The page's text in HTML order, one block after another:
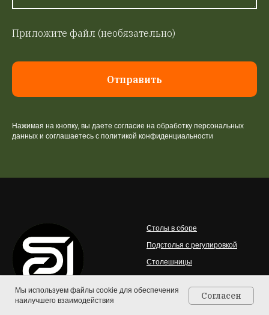
Главная Каталог
Приложите файл (необязательно)
Отправить
Нажимая на кнопку, вы даете согласие на обработку персональных
данных и соглашаетесь c политикой конфиденциальности
Столы в сборе
Подстолья с регулировкой
Столешницы
Эргономичные кресла
Мы используем файлы cookie для обеспечения
наилучшего взаимодействия
Согласен